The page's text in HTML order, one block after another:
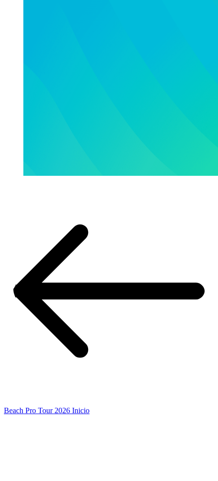
Beach Pro Tour 2026 Inicio